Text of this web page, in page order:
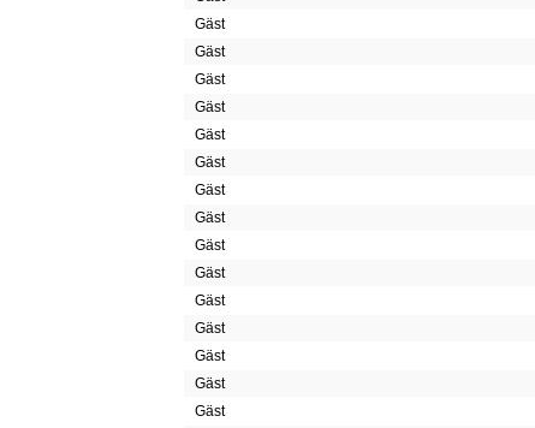
Gäst
Gäst
Gäst
Gäst
Gäst
Gäst
Gäst
Gäst
Gäst
Gäst
Gäst
Gäst
Gäst
Gäst
Gäst